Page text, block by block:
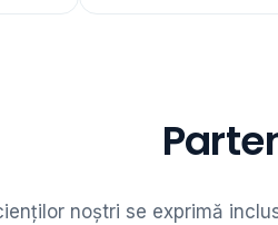
noștri se exprimă